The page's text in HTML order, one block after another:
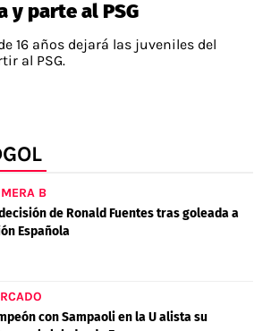
y parte al PSG
16 años dejará las juveniles del
al PSG.
B
de Ronald Fuentes tras goleada a
Española
con Sampaoli en la U alista su